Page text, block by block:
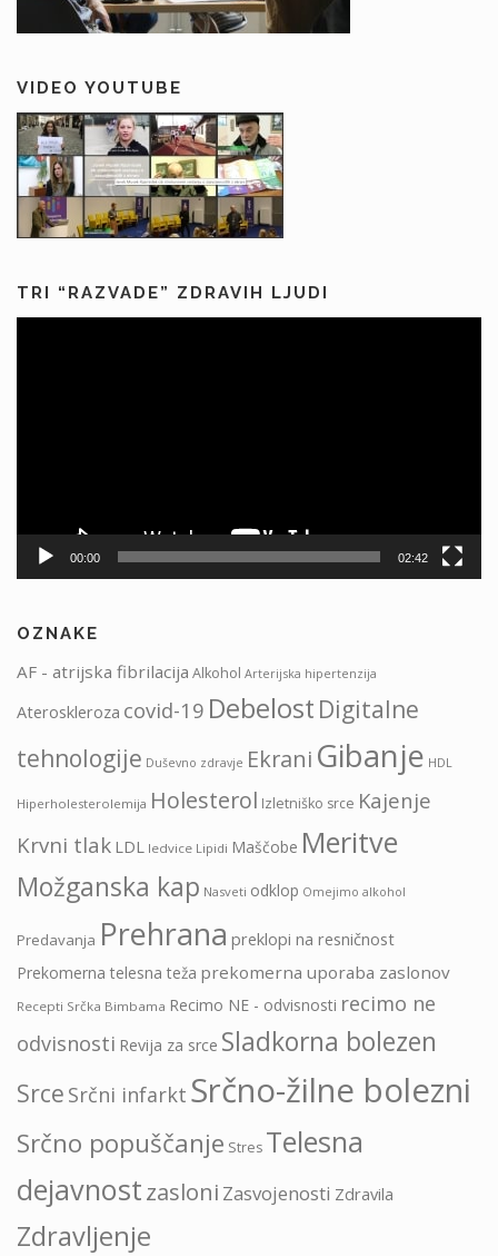
VIDEO YOUTUBE
TRI “RAZVADE” ZDRAVIH LJUDI
00:00 02:42
OZNAKE
AF - atrijska fibrilacija Alkohol Arterijska hipertenzija
Ateroskleroza covid-19 Debelost Digitalne
tehnologije Duševno zdravje Ekrani Gibanje HDL
Hiperholesterolemija Holesterol Izletniško srce Kajenje
Krvni tlak LDL ledvice Lipidi Maščobe Meritve
Možganska kap Nasveti odklop Omejimo alkohol
Predavanja Prehrana preklopi na resničnost
Prekomerna telesna teža prekomerna uporaba zaslonov
Recepti Srčka Bimbama Recimo NE - odvisnosti recimo ne
odvisnosti Revija za srce Sladkorna bolezen
Srce Srčni infarkt Srčno-žilne bolezni
Srčno popuščanje Stres Telesna
dejavnostzasloni Zasvojenosti Zdravila
Zdravljenje